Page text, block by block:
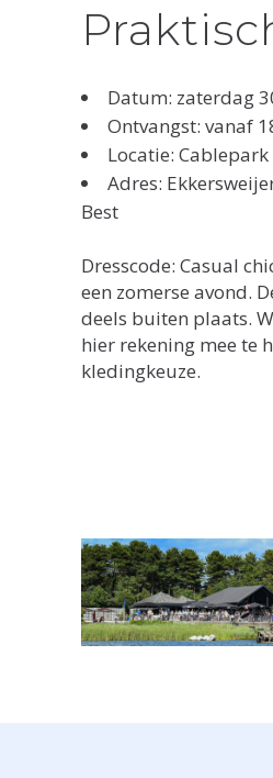
Datum: zaterdag
Ontvangst: vanaf
Locatie:
Adres:
Best
Dresscode: Casual
een zomerse avond.
deels buiten plaats.
hier rekening mee te
kledingkeuze.